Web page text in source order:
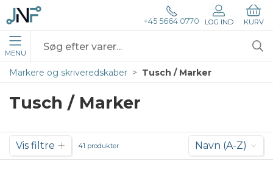
+45 5664 0770 LOG IND KURV
MENU
Markere og skriveredskaber Tusch / Marker
Tusch / Marker
Vis filtre 41 produkter Navn (A-Z)